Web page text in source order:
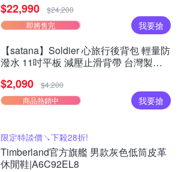
$22,990
$24,200
即將售完
我要搶
【satana】Soldier 心旅行後背包 輕量防
潑水 11吋平板 減壓止滑背帶 台灣製
$2,090
$4,200
商品熱銷中
我要搶
限定特談價↘下殺28折!
Timberland官方旗艦 男款灰色低筒皮革
休閒鞋|A6C92EL8